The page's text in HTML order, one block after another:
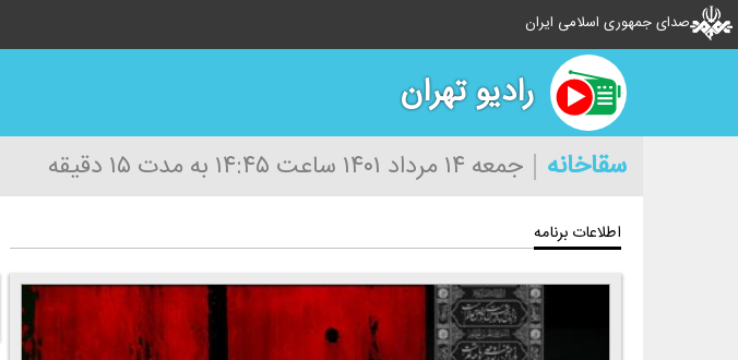
صدای جمهوری اسلامی ایران
رادیو تهران
سقاخانه جمعه ۱۴ مرداد ۱۴۰۱ ساعت ۱۴:۴۵ به مدت ۱۵ دقیقه
اطلاعات برنامه